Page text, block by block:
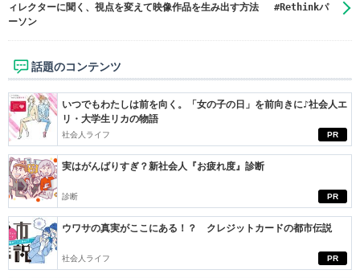
ィレクターに聞く、視点を変えて映像作品を生み出す方法 #Rethinkパ
ーソン
話題のコンテンツ
PR
いつでもわたしは前を向く。「女の子の日」を前向きに♪社会人エ
リ・大学生リカの物語
社会人ライフ
PR
実はがんばりすぎ？新社会人『お疲れ度』診断
診断
PR
ウワサの真実がここにある！？ クレジットカードの都市伝説
社会人ライフ